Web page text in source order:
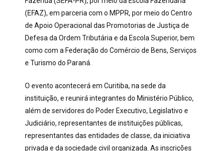
(EFAZ), em parceria com o MPPR, por meio do Centro
de Apoio Operacional das Promotorias de Justiça de
Defesa da Ordem Tributária e da Escola Superior, bem
como com a Federação do Comércio de Bens, Serviços
e Turismo do Paraná.
O evento acontecerá em Curitiba, na sede da
instituição, e reunirá integrantes do Ministério Público,
além de servidores do Poder Executivo, Legislativo e
Judiciário, representantes de instituições públicas,
representantes das entidades de classe, da iniciativa
privada e da sociedade civil organizada. As inscrições